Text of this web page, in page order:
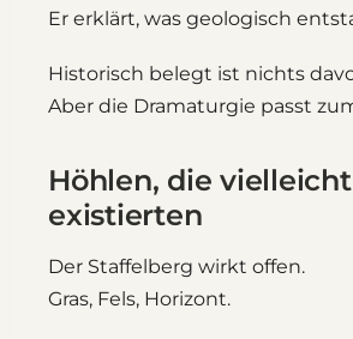
Er erklärt, was geologisch
Historisch belegt ist nichts
Aber die Dramaturgie passt
Höhlen, die
existierten
Der Staffelberg wirkt offen.
Gras, Fels, Horizont.